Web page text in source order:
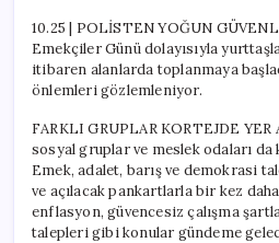
10.25 | POLİSTEN YOĞUN
Emekçiler Günü dolayısıyla
itibaren alanlarda toplanmaya
önlemleri gözlemleniyor.
FARKLI GRUPLAR KORTEJDE
sosyal gruplar ve meslek odaları
Emek, adalet, barış ve demokrasi
ve açılacak pankartlarla bir kez
enflasyon, güvencesiz çalışma
talepleri gibi konular gündeme